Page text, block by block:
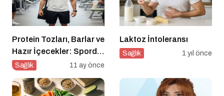
Protein Tozları, Barlar ve
Hazır İçecekler: Sporda
Takviye mi, Tuzak mı?
Sağlık 11 ay önce
Laktoz İntoleransı
Sağlık 1 yıl önce